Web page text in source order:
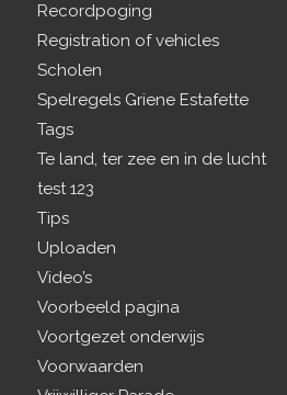
Recordpoging
Registration of vehicles
Scholen
Spelregels Griene Estafette
Tags
Te land, ter zee en in de lucht
test 123
Tips
Uploaden
Video’s
Voorbeeld pagina
Voortgezet onderwijs
Voorwaarden